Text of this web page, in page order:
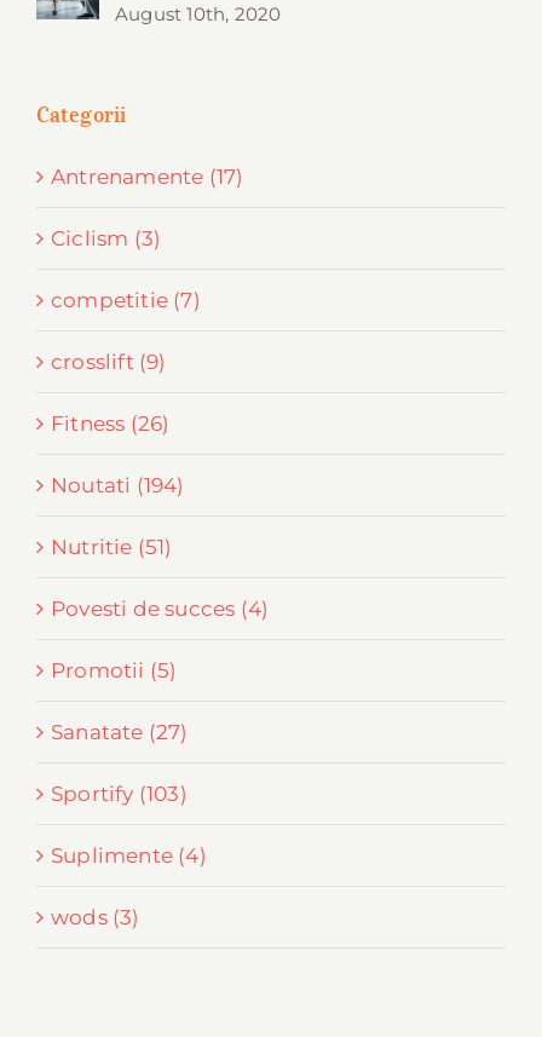
August 10th, 2020
Categorii
Antrenamente (17)
Ciclism (3)
competitie (7)
crosslift (9)
Fitness (26)
Noutati (194)
Nutritie (51)
Povesti de succes (4)
Promotii (5)
Sanatate (27)
Sportify (103)
Suplimente (4)
wods (3)